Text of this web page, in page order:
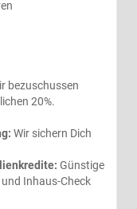
bezuschussen
20%.
Wir sichern Dich
Günstige
Inhaus-Check